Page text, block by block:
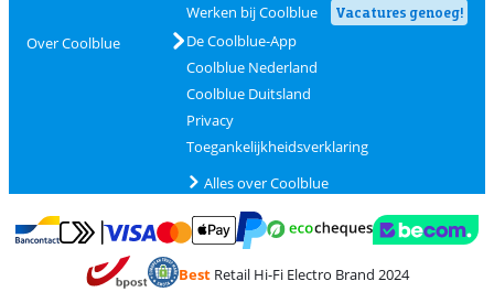
Over Coolblue
Werken bij Coolblue
Vacatures genoeg!
De Coolblue-App
Coolblue Nederland
Coolblue Duitsland
Privacy
Toegankelijkheidsverklaring
Alles over Coolblue
Betalen met Bancontact
Betalen met MasterCard en Visa via ClickToPay
Betalen met PayPal
BestRetail Hi-Fi Electro Brand 2024